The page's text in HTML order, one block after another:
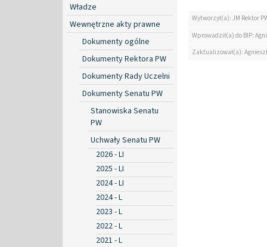
Władze
Wewnętrzne akty prawne
Dokumenty ogólne
Dokumenty Rektora PW
Dokumenty Rady Uczelni
Dokumenty Senatu PW
Stanowiska Senatu
PW
Uchwały Senatu PW
2026 - LI
2025 - LI
2024 - LI
2024 - L
2023 - L
2022 - L
2021 - L
Wytworzył(a): JM Rektor
Wprowadził(a) do BIP:
Zaktualizował(a):